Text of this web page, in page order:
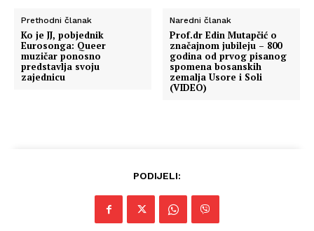
Prethodni članak
Ko je JJ, pobjednik
Eurosonga: Queer
muzičar ponosno
predstavlja svoju
zajednicu
Naredni članak
Prof.dr Edin Mutapčić o
značajnom jubileju – 800
godina od prvog pisanog
spomena bosanskih
zemalja Usore i Soli
(VIDEO)
PODIJELI: